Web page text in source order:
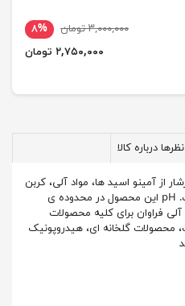
۳,۰۰۰,۰۰۰ تومان
۸%
۲,۷۵۰,۰۰۰ تومان
نظرها درباره کالا
از آمینو اسید ها، مواد آلی، کربن
آلی و همچنین مواد بیولوژیک است. pH این محصول در محدوده ی
فراوان برای کلیه محصولات
محصولات گلخانه ای، هیدروپونیک